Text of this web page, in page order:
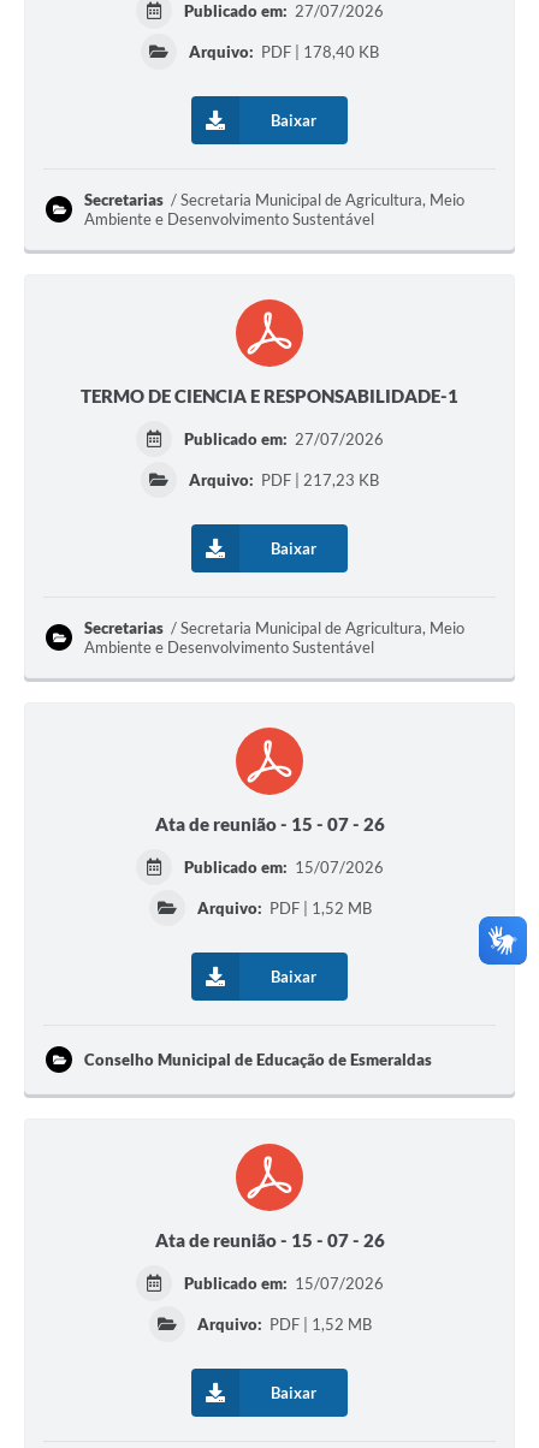
Publicado em: 27/07/2026
Arquivo: PDF | 178,40 KB
Baixar
Secretarias
Secretaria Municipal de Agricultura, Meio
Ambiente e Desenvolvimento Sustentável
TERMO DE CIENCIA E RESPONSABILIDADE-1
Publicado em: 27/07/2026
Arquivo: PDF | 217,23 KB
Baixar
Secretarias
Secretaria Municipal de Agricultura, Meio
Ambiente e Desenvolvimento Sustentável
Ata de reunião - 15 - 07 - 26
Publicado em: 15/07/2026
Arquivo: PDF | 1,52 MB
Baixar
Conselho Municipal de Educação de Esmeraldas
Ata de reunião - 15 - 07 - 26
Publicado em: 15/07/2026
Arquivo: PDF | 1,52 MB
Baixar